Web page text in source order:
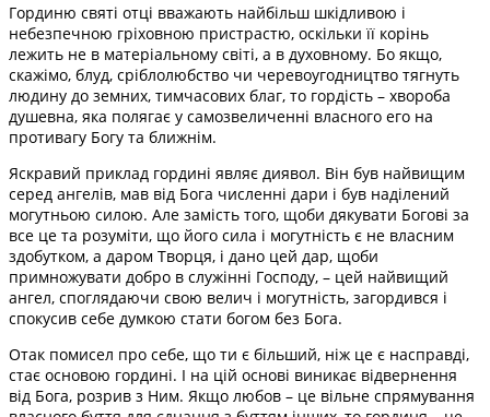
Гординю святі отці вважають найбільш шкідливою і
небезпечною гріховною пристрастю, оскільки її корінь
лежить не в матеріальному світі, а в духовному. Бо якщо,
скажімо, блуд, сріблолюбство чи черевоугодництво тягнуть
людину до земних, тимчасових благ, то гордість – хвороба
душевна, яка полягає у самозвеличенні власного его на
противагу Богу та ближнім.
Яскравий приклад гордині являє диявол. Він був найвищим
серед ангелів, мав від Бога численні дари і був наділений
могутньою силою. Але замість того, щоби дякувати Богові за
все це та розуміти, що його сила і могутність є не власним
здобутком, а даром Творця, і дано цей дар, щоби
примножувати добро в служінні Господу, – цей найвищий
ангел, споглядаючи свою велич і могутність, загордився і
спокусив себе думкою стати богом без Бога.
Отак помисел про себе, що ти є більший, ніж це є насправді,
стає основою гордині. І на цій основі виникає відвернення
від Бога, розрив з Ним. Якщо любов – це вільне спрямування